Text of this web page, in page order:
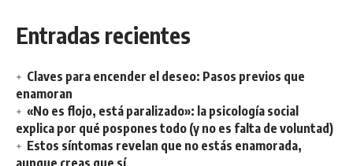
Entradas recientes
Claves para encender el deseo: Pasos previos que
enamoran
«No es flojo, está paralizado»: la psicología social
explica por qué pospones todo (y no es falta de voluntad)
Estos síntomas revelan que no estás enamorada,
aunque creas que sí